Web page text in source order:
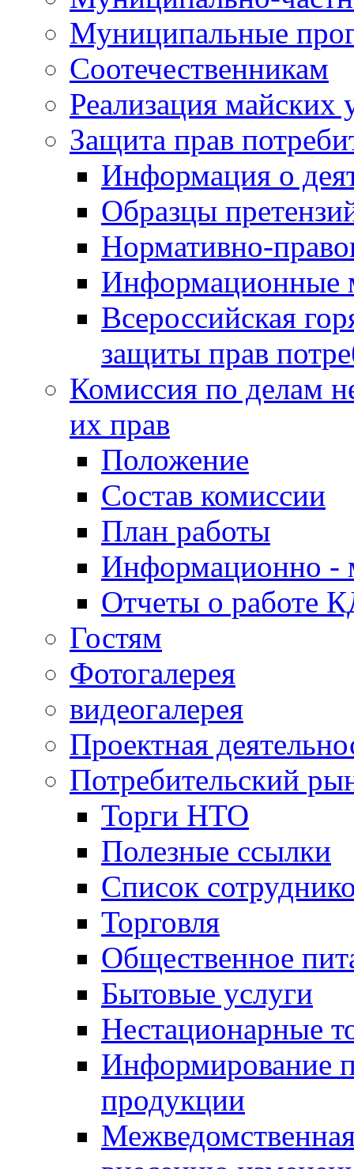
Муниципальные
Соотечественникам
Реализация майских
Защита прав
Информация о
Образцы
Нормативно-
Информационные
Всероссийская
защиты прав
Комиссия по делам
их прав
Положение
Состав комиссии
План работы
Информационно -
Отчеты о работе
Гостям
Фотогалерея
видеогалерея
Проектная
Потребительский
Торги НТО
Полезные ссылки
Список
Торговля
Общественное
Бытовые услуги
Нестационарные
Информирование
продукции